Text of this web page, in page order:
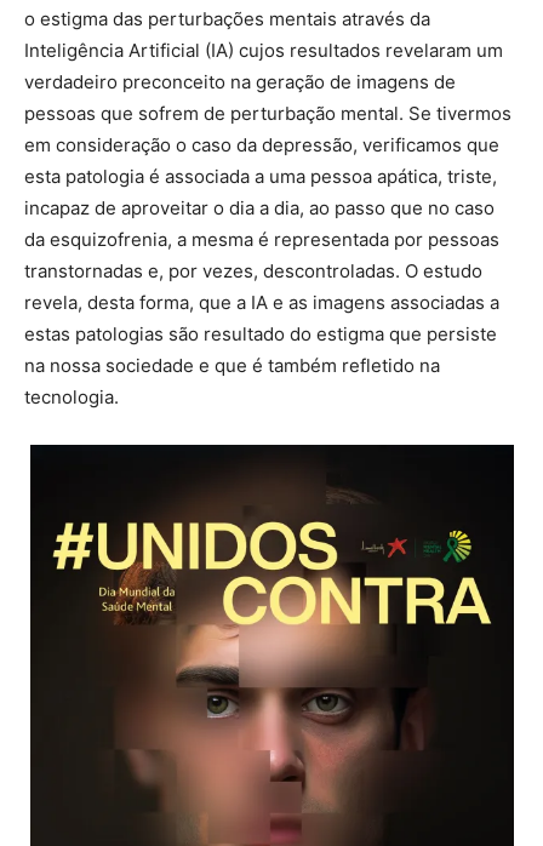
o estigma das perturbações mentais através da
Inteligência Artificial (IA) cujos resultados revelaram um
verdadeiro preconceito na geração de imagens de
pessoas que sofrem de perturbação mental. Se tivermos
em consideração o caso da depressão, verificamos que
esta patologia é associada a uma pessoa apática, triste,
incapaz de aproveitar o dia a dia, ao passo que no caso
da esquizofrenia, a mesma é representada por pessoas
transtornadas e, por vezes, descontroladas. O estudo
revela, desta forma, que a IA e as imagens associadas a
estas patologias são resultado do estigma que persiste
na nossa sociedade e que é também refletido na
tecnologia.